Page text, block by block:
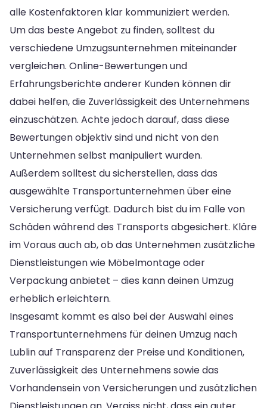
alle Kostenfaktoren klar kommuniziert werden.
Um das beste Angebot zu finden, solltest du
verschiedene Umzugsunternehmen miteinander
vergleichen. Online-Bewertungen und
Erfahrungsberichte anderer Kunden können dir
dabei helfen, die Zuverlässigkeit des Unternehmens
einzuschätzen. Achte jedoch darauf, dass diese
Bewertungen objektiv sind und nicht von den
Unternehmen selbst manipuliert wurden.
Außerdem solltest du sicherstellen, dass das
ausgewählte Transportunternehmen über eine
Versicherung verfügt. Dadurch bist du im Falle von
Schäden während des Transports abgesichert. Kläre
im Voraus auch ab, ob das Unternehmen zusätzliche
Dienstleistungen wie Möbelmontage oder
Verpackung anbietet – dies kann deinen Umzug
erheblich erleichtern.
Insgesamt kommt es also bei der Auswahl eines
Transportunternehmens für deinen Umzug nach
Lublin auf Transparenz der Preise und Konditionen,
Zuverlässigkeit des Unternehmens sowie das
Vorhandensein von Versicherungen und zusätzlichen